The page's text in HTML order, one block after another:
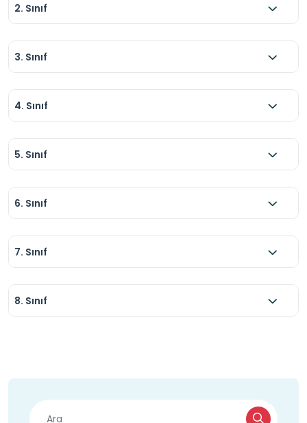
2. Sınıf
3. Sınıf
4. Sınıf
5. Sınıf
6. Sınıf
7. Sınıf
8. Sınıf